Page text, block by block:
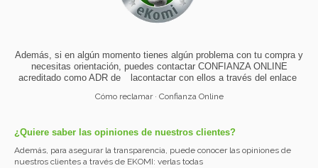
Además, si en algún momento tienes algún problema con tu compra y
necesitas orientación, puedes contactar CONFIANZA ONLINE
acreditado como ADR de
lacontactar con ellos a través del enlace
Cómo reclamar · Confianza Online
¿Quiere saber las opiniones de nuestros clientes?
Además, para asegurar la transparencia, puede conocer las opiniones de
nuestros clientes a través de EKOMI: verlas todas